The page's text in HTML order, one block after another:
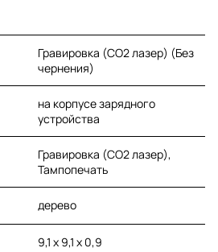
Гравировка (CO2 лазер) (Без
чернения)
на корпусе зарядного
устройства
Гравировка (CO2 лазер),
Тампопечать
дерево
9,1 x 9,1 x 0,9